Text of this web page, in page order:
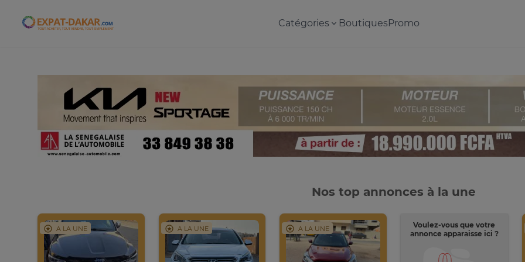
Expat-Dakar Catégories BoutiquesPromo
Nos top annonces à la une
A LA UNE A LA UNE A LA UNE
Voulez-vous que votre
annonce apparaisse ici ?